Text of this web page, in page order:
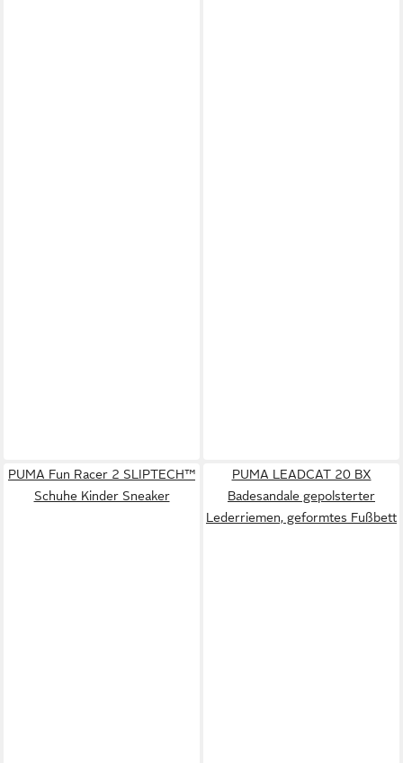
PUMA Fun Racer 2 SLIPTECH™
Schuhe Kinder Sneaker
PUMA LEADCAT 20 BX
Badesandale gepolsterter
Lederriemen, geformtes Fußbett